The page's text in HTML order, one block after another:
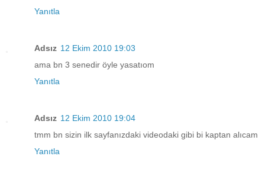
Yanıtla
Adsız 12 Ekim 2010 19:03
ama bn 3 senedir öyle yasatıom
Yanıtla
Adsız 12 Ekim 2010 19:04
tmm bn sizin ilk sayfanızdaki videodaki gibi bi kaptan alıcam
Yanıtla